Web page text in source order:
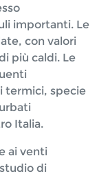
importanti. Le
con valori
più caldi. Le
termici, specie
Italia.
ai venti
di